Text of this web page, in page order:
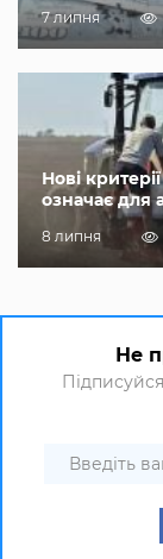
7 липня
Нові
означає для
8 липня
Не